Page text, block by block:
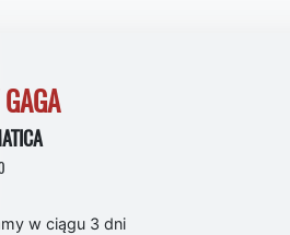
w ciągu 3 dni